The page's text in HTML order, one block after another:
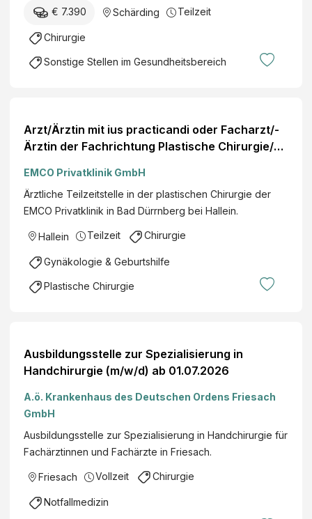
e
l
o
g
e
(
m
w
d
B
b
a
€ 7.390 Schärding Teilzeit
Chirurgie
Sonstige Stellen im Gesundheitsbereich
Arzt/Ärztin mit ius practicandi oder Facharzt/-
Ärztin der Fachrichtung Plastische Chirurgie/
EMCO Privatklinik GmbH
Ärztliche Teilzeitstelle in der plastischen Chirurgie der
EMCO Privatklinik in Bad Dürrnberg bei Hallein.
Hallein Teilzeit Chirurgie
Gynäkologie & Geburtshilfe
Plastische Chirurgie
Ausbildungsstelle zur Spezialisierung in
Handchirurgie (m/w/d) ab 01.07.2026
A.ö. Krankenhaus des Deutschen Ordens Friesach
GmbH
Ausbildungsstelle zur Spezialisierung in Handchirurgie für
Fachärztinnen und Fachärzte in Friesach.
Friesach Vollzeit Chirurgie
Notfallmedizin